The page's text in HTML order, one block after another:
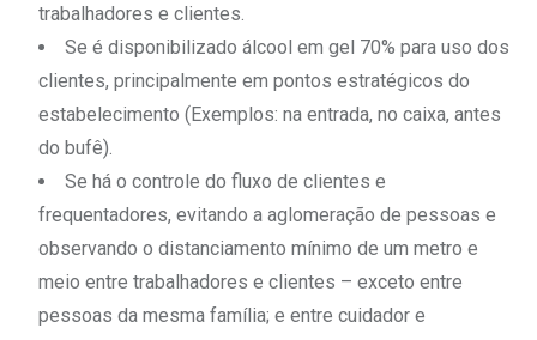
trabalhadores e clientes.
Se é disponibilizado álcool em gel 70% para uso dos
clientes, principalmente em pontos estratégicos do
estabelecimento (Exemplos: na entrada, no caixa, antes
do bufê).
Se há o controle do fluxo de clientes e
frequentadores, evitando a aglomeração de pessoas e
observando o distanciamento mínimo de um metro e
meio entre trabalhadores e clientes – exceto entre
pessoas da mesma família; e entre cuidador e